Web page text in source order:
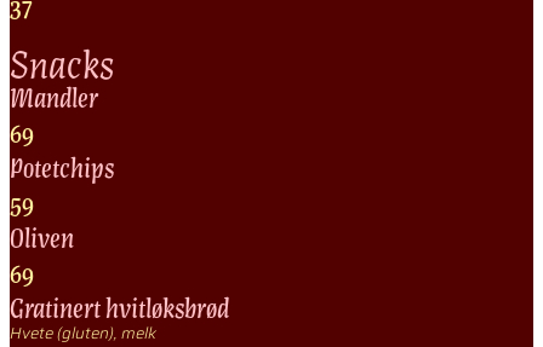
Snacks
Mandler
69
Potetchips
59
Oliven
69
Gratinert hvitløksbrød
Hvete (gluten), melk